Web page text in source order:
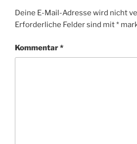
Deine E-Mail-Adresse wird nicht
Erforderliche Felder sind mit*
Kommentar*